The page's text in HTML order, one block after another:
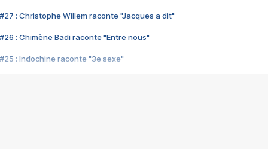
#27 : Christophe Willem raconte "Jacques a dit"
#26 : Chimène Badi raconte "Entre nous"
#25 : Indochine raconte "3e sexe"